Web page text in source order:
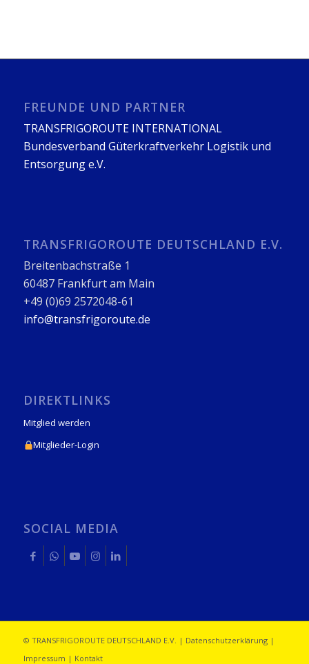
FREUNDE UND PARTNER
TRANSFRIGOROUTE INTERNATIONAL
Bundesverband Güterkraftverkehr Logistik und
Entsorgung e.V.
TRANSFRIGOROUTE DEUTSCHLAND E.V.
Breitenbachstraße 1
60487 Frankfurt am Main
+49 (0)69 2572048-61
info@transfrigoroute.de
DIREKTLINKS
Mitglied werden
Mitglieder-Login
SOCIAL MEDIA
© TRANSFRIGOROUTE DEUTSCHLAND E.V. | Datenschutzerklärung|
Impressum | Kontakt